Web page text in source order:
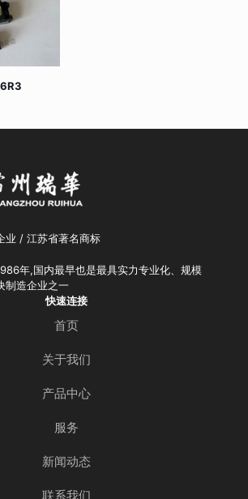
业 / 江苏省著名商标
年,国内最早也是最具实力专业化、规模
制造企业之一
快速连接
首页
关于我们
产品中心
服务
新闻动态
联系我们